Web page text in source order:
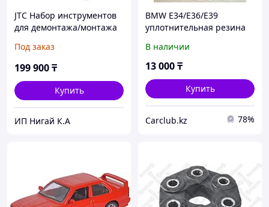
JTC Набор инструментов
для демонтажа/монтажа
задней (BMW E36,E46) JTC
Под заказ
199 900₸
Купить
ИП Нигай К.А
BMW E34/E36/E39
уплотнительная резина
В наличии
13 000₸
Купить
Carclub.kz 78%